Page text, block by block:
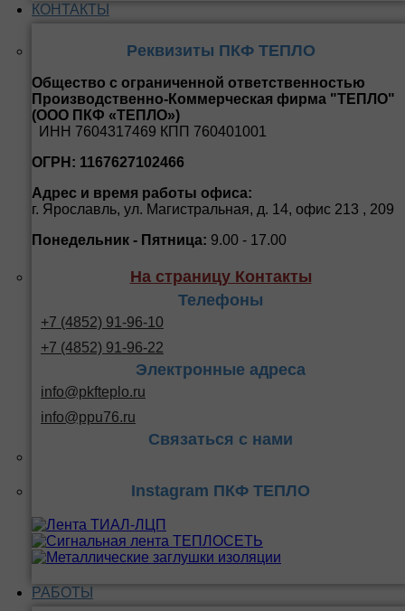
КОНТАКТЫ
Реквизиты ПКФ ТЕПЛО
Общество с ограниченной ответственностью
Производственно-Коммерческая фирма "ТЕПЛО"
(ООО ПКФ «ТЕПЛО»)
ИНН 7604317469 КПП 760401001
ОГРН: 1167627102466
Адрес и время работы офиса:
г. Ярославль, ул. Магистральная, д. 14, офис 213 , 209
Понедельник - Пятница: 9.00 - 17.00
На страницу Контакты
Телефоны
+7 (4852) 91-96-10
+7 (4852) 91-96-22
Электронные адреса
info@pkfteplo.ru
info@ppu76.ru
Связаться с нами
Instagram ПКФ ТЕПЛО
РАБОТЫ